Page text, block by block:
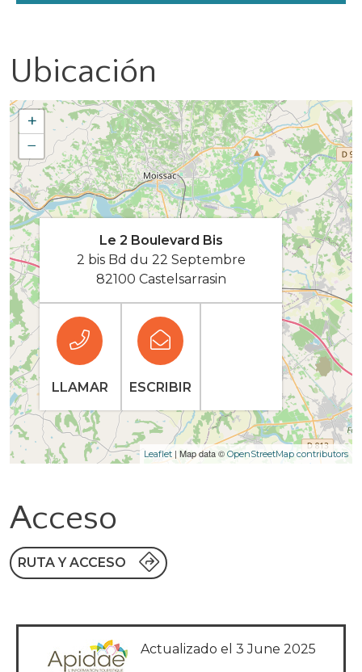
Ubicación
+
−
Leaflet | Map data © OpenStreetMap contributors
Le 2 Boulevard Bis
2 bis Bd du 22 Septembre
82100 Castelsarrasin
LLAMAR ESCRIBIR
Acceso
RUTA Y ACCESO
Actualizado el 3 June 2025